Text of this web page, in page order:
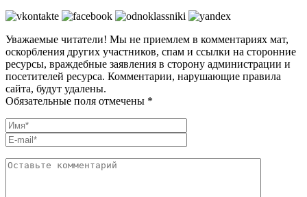
Уважаемые читатели! Мы не приемлем в комментариях мат,
оскорбления других участников, спам и ссылки на сторонние
ресурсы, враждебные заявления в сторону администрации и
посетителей ресурса. Комментарии, нарушающие правила
сайта, будут удалены.
Обязательные поля отмечены *